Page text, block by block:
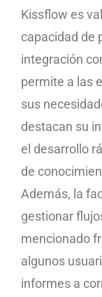
Kissflow es
capacidad de
integración
permite a las
sus
destacan su
el desarrollo
de
Además, la
gestionar
mencionado
algunos
informes a